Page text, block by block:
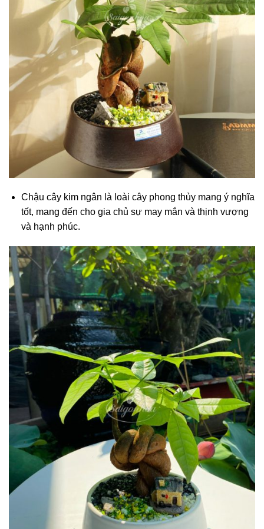
Chậu cây kim ngân là loài cây phong thủy mang ý nghĩa
tốt, mang đến cho gia chủ sự may mắn và thịnh vượng
và hạnh phúc.